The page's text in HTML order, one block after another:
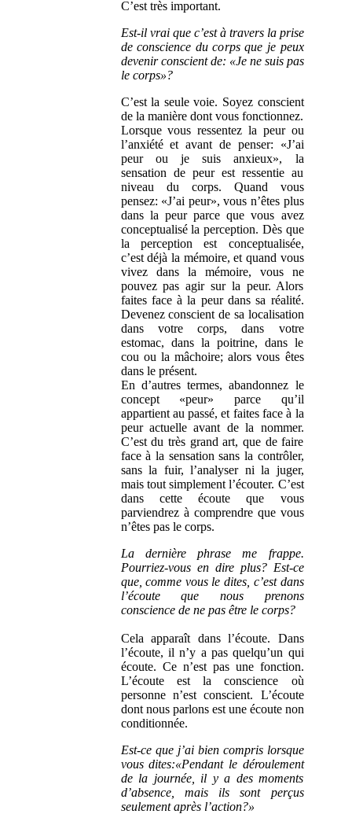
C’est très important.
Est-il vrai que c’est à travers la prise
de conscience du corps que je peux
devenir conscient de: «Je ne suis pas
le corps»?
C’est la seule voie. Soyez conscient
de la manière dont vous fonctionnez.
Lorsque vous ressentez la peur ou
l’anxiété et avant de penser: «J’ai
peur ou je suis anxieux», la
sensation de peur est ressentie au
niveau du corps. Quand vous
pensez: «J’ai peur», vous n’êtes plus
dans la peur parce que vous avez
conceptualisé la perception. Dès que
la perception est conceptualisée,
c’est déjà la mémoire, et quand vous
vivez dans la mémoire, vous ne
pouvez pas agir sur la peur. Alors
faites face à la peur dans sa réalité.
Devenez conscient de sa localisation
dans votre corps, dans votre
estomac, dans la poitrine, dans le
cou ou la mâchoire; alors vous êtes
dans le présent.
En d’autres termes, abandonnez le
concept «peur» parce qu’il
appartient au passé, et faites face à la
peur actuelle avant de la nommer.
C’est du très grand art, que de faire
face à la sensation sans la contrôler,
sans la fuir, l’analyser ni la juger,
mais tout simplement l’écouter. C’est
dans cette écoute que vous
parviendrez à comprendre que vous
n’êtes pas le corps.
La dernière phrase me frappe.
Pourriez-vous en dire plus? Est-ce
que, comme vous le dites, c’est dans
l’écoute que nous prenons
conscience de ne pas être le corps?
Cela apparaît dans l’écoute. Dans
l’écoute, il n’y a pas quelqu’un qui
écoute. Ce n’est pas une fonction.
L’écoute est la conscience où
personne n’est conscient. L’écoute
dont nous parlons est une écoute non
conditionnée.
Est-ce que j’ai bien compris lorsque
vous dites:«Pendant le déroulement
de la journée, il y a des moments
d’absence, mais ils sont perçus
seulement après l’action?»